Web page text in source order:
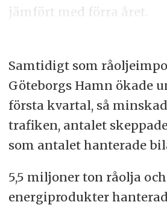
jämfört med förra året.
Samtidigt som
Göteborgs Hamn ökade
första kvartal, så
trafiken, antalet
som antalet hanterade
5,5 miljoner ton råolja
energiprodukter